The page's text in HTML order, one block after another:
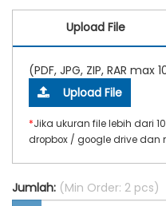
Upload File
(PDF, JPG, ZIP, RAR max
Upload File
*Jika ukuran file lebih dari
dropbox / google drive dan
Jumlah: (Min Order: 2 pcs)